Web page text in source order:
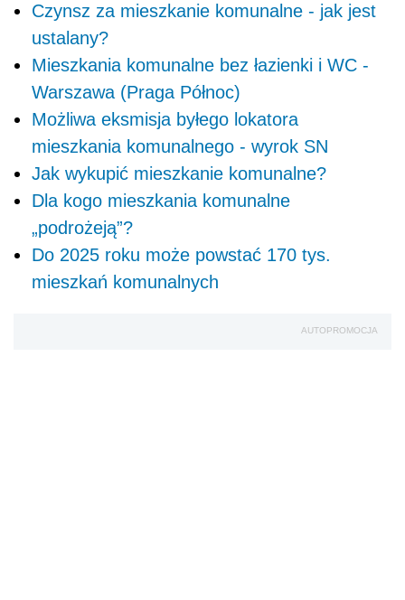
Czynsz za mieszkanie komunalne - jak jest
ustalany?
Mieszkania komunalne bez łazienki i WC -
Warszawa (Praga Północ)
Możliwa eksmisja byłego lokatora
mieszkania komunalnego - wyrok SN
Jak wykupić mieszkanie komunalne?
Dla kogo mieszkania komunalne
„podrożeją”?
Do 2025 roku może powstać 170 tys.
mieszkań komunalnych
AUTOPROMOCJA